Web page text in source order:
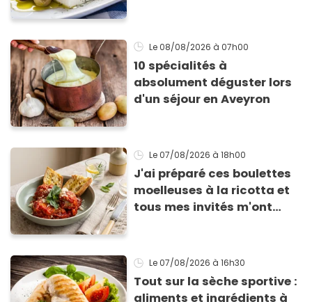
Le 08/08/2026 à 07h00
10 spécialités à
absolument déguster lors
d'un séjour en Aveyron
Le 07/08/2026 à 18h00
J'ai préparé ces boulettes
moelleuses à la ricotta et
tous mes invités m'ont
Le 07/08/2026 à 16h30
Tout sur la sèche sportive :
aliments et ingrédients à